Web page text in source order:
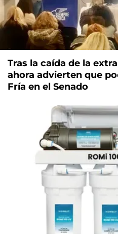
Tras la caída de la
ahora advierten que
Fría en el Senado